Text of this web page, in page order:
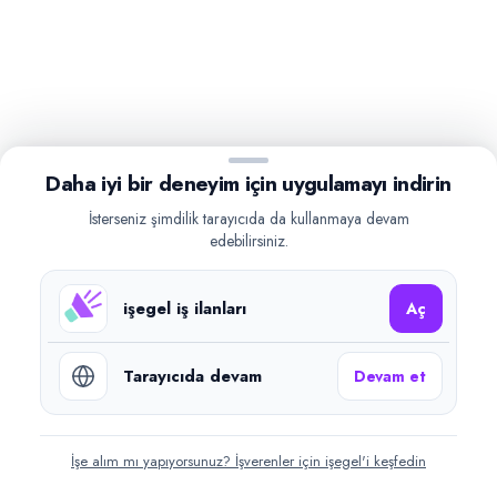
Daha iyi bir deneyim için uygulamayı indirin
İsterseniz şimdilik tarayıcıda da kullanmaya devam
edebilirsiniz.
işegel iş ilanları Aç
Tarayıcıda devam Devam et
İşe alım mı yapıyorsunuz? İşverenler için işegel'i keşfedin